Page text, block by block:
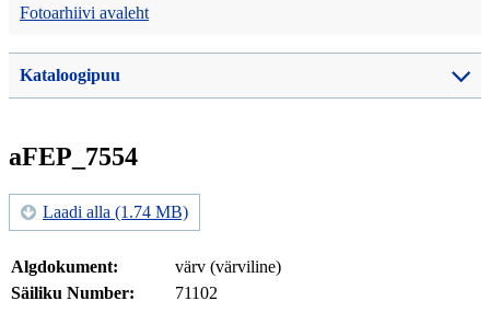
Fotoarhiivi avaleht
Kataloogipuu
aFEP_7554
Laadi alla (1.74 MB)
Algdokument:
värv (värviline)
Säiliku Number:
71102